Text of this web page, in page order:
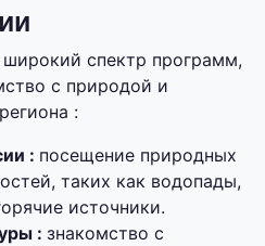
спектр программ,
с природой и
:
: посещение природных
таких как водопады,
источники.
: знакомство с